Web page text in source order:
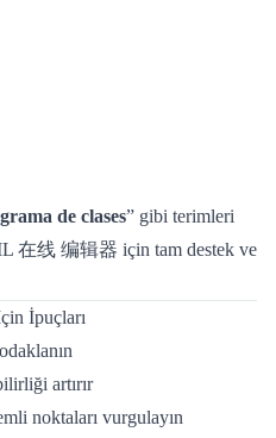
de clases” gibi terimleri
在线 编辑器 için tam destek ve
İpuçları
artırır
noktaları vurgulayın